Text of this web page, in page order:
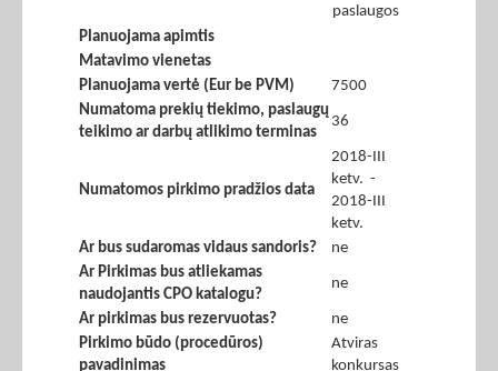
paslaugos
Planuojama apimtis
Matavimo vienetas
Planuojama vertė (Eur be PVM)
7500
Numatoma prekių tiekimo, paslaugų
teikimo ar darbų atlikimo terminas
36
Numatomos pirkimo pradžios data
2018-III
ketv. -
2018-III
ketv.
Ar bus sudaromas vidaus sandoris?
ne
Ar Pirkimas bus atliekamas
naudojantis CPO katalogu?
ne
Ar pirkimas bus rezervuotas?
ne
Pirkimo būdo (procedūros)
pavadinimas
Atviras
konkursas